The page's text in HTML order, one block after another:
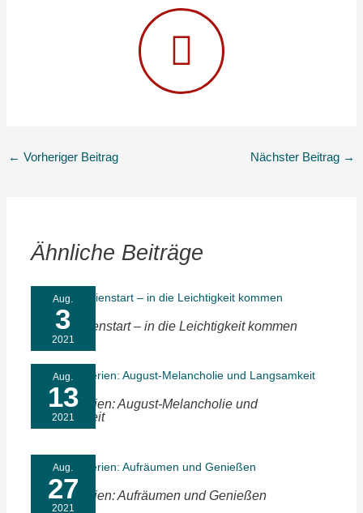
← Vorheriger Beitrag Nächster Beitrag →
Ähnliche Beiträge
Aug.
3
2021
Unser Ferienstart – in die Leichtigkeit kommen
Aug.
13
2021
Sommerferien: August-Melancholie und
Langsamkeit
Aug.
27
2021
Sommerferien: Aufräumen und Genießen